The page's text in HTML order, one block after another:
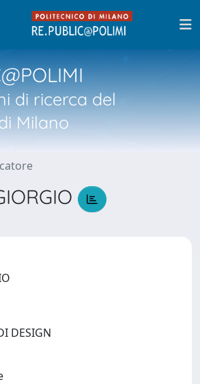
di ricerca del
Milano
DESIGN